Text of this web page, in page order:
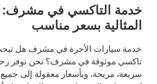
خدمة التاكسي في مشرف:
المثالية بسعر مناسب
خدمة سيارات الأجرة في مشرف هل
تاكسي موثوقة في مشرف؟ نحن نوفر
سريعة، مريحة، وبأسعار معقولة إلى